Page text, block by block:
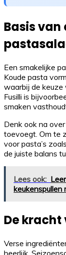
Basis van
Een smakelijke
Koude pasta
waarbij de keuze
Fusilli is
smaken
Denk ook na
toevoegt. Om te
voor pasta’s
de juiste balans
Lees ook:
De
Verse
heerlijk.